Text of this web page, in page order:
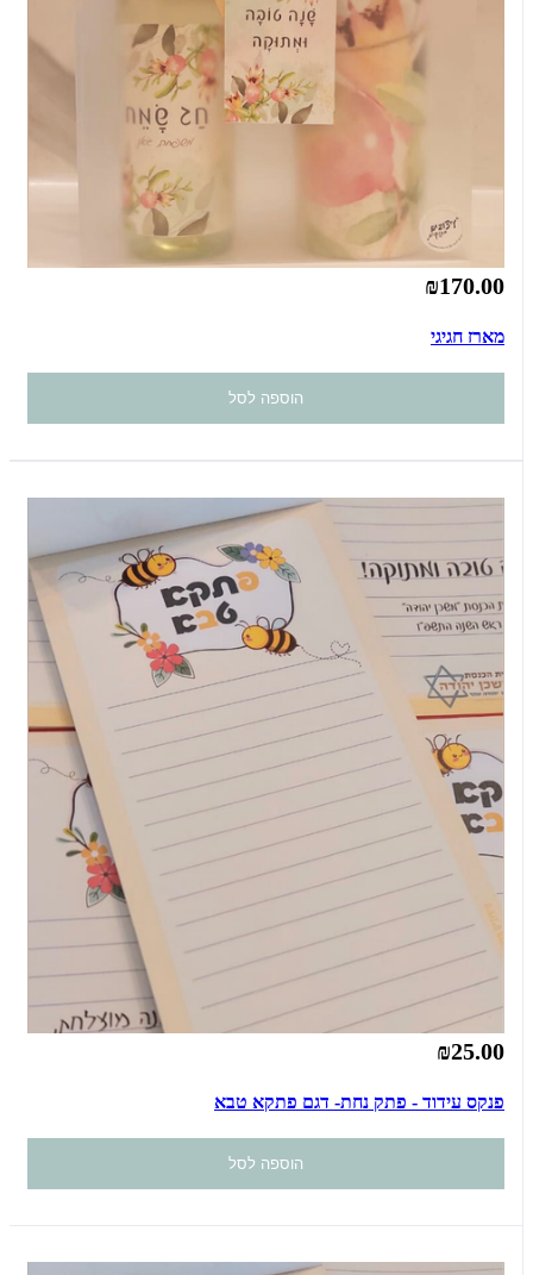
₪170.00
מארז חגיגי
הוספה לסל
₪25.00
פנקס עידוד - פתק נחת- דגם פתקא טבא
הוספה לסל